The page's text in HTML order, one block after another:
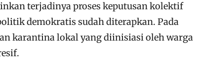
terjadinya proses keputusan kolektif
demokratis sudah diterapkan. Pada
karantina lokal yang diinisiasi oleh warga